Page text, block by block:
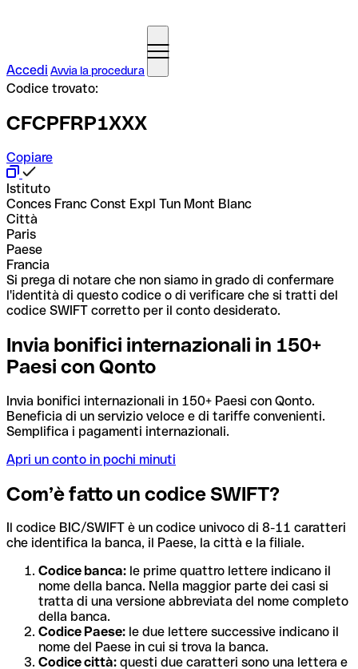
Accedi Avvia la procedura
Codice trovato:
CFCPFRP1XXX
Copiare
Istituto
Conces Franc Const Expl Tun Mont Blanc
Città
Paris
Paese
Francia
Si prega di notare che non siamo in grado di confermare
l'identità di questo codice o di verificare che si tratti del
codice SWIFT corretto per il conto desiderato.
Invia bonifici internazionali in 150+
Paesi con Qonto
Invia bonifici internazionali in 150+ Paesi con Qonto.
Beneficia di un servizio veloce e di tariffe convenienti.
Semplifica i pagamenti internazionali.
Apri un conto in pochi minuti
Com’è fatto un codice SWIFT?
Il codice BIC/SWIFT è un codice univoco di 8-11 caratteri
che identifica la banca, il Paese, la città e la filiale.
Codice banca: le prime quattro lettere indicano il
nome della banca. Nella maggior parte dei casi si
tratta di una versione abbreviata del nome completo
della banca.
Codice Paese: le due lettere successive indicano il
nome del Paese in cui si trova la banca.
Codice città: questi due caratteri sono una lettera e